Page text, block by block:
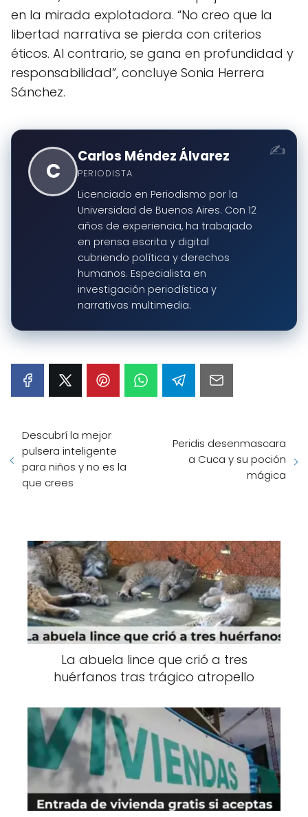
en la mirada explotadora. “No creo que la
libertad narrativa se pierda con criterios
éticos. Al contrario, se gana en profundidad y
responsabilidad”, concluye Sonia Herrera
Sánchez.
C
Carlos Méndez Álvarez
PERIODISTA
Licenciado en Periodismo por la
Universidad de Buenos Aires. Con 12
años de experiencia, ha trabajado
en prensa escrita y digital
cubriendo política y derechos
humanos. Especialista en
investigación periodística y
narrativas multimedia.
Descubrí la mejor
pulsera inteligente
para niños y no es la
que crees
Peridis desenmascara
a Cuca y su poción
mágica
La abuela lince que crió a tres
huérfanos tras trágico atropello